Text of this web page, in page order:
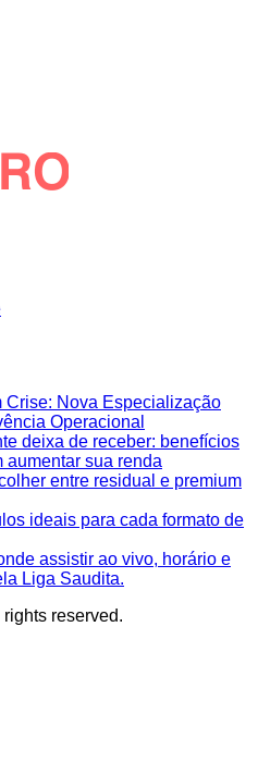
Crise: Nova Especialização
Operacional
deixa de receber: benefícios
aumentar sua renda
entre residual e premium
ideais para cada formato de
assistir ao vivo, horário e
Liga Saudita.
reserved.